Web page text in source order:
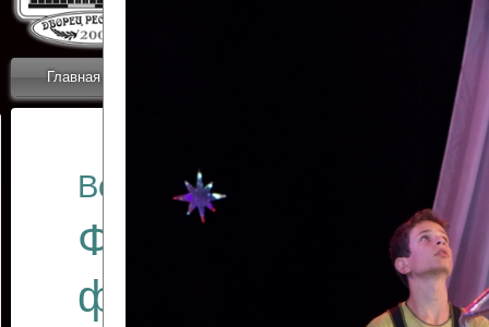
Главная
ОТЧЕТЫ ГКЦ
Все отчеты
Финал
фестиваля